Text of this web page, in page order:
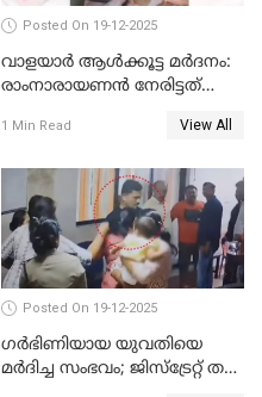
Posted On 19-12-2025
വാളയാർ ആൾക്കൂട്ട മർദനം:
രാംനാരായണൻ നേരിട്ടത്
നാൽപ്പതിലേറെ
റിപ്പോർട്ട്
1 Min Read View All
Posted On 19-12-2025
ഗര്‍ഭിണിയായ യുവതിയെ
മര്‍ദിച്ച സംഭവം; ജിസ്‌ട്രേറ്റ് തല